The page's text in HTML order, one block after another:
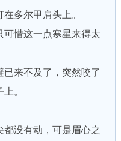
多尔甲肩头上。
惜这一点寒星来得太
来不及了，突然咬了
。
没有动，可是眉心之